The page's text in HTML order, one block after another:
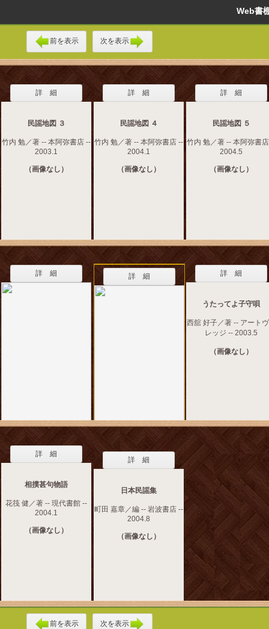
Web
前を表示 次を表示
詳 細
民謡地図 ３
竹内 勉／著 -- 本阿弥書店 --
2003.1
（画像なし）
詳 細
民謡地図 ４
竹内 勉／著 -- 本阿弥書店 --
2004.1
（画像なし）
詳 細
民謡地図 ５
竹内 勉／著 -- 本阿弥書
2004.5
（画像なし）
詳 細 詳 細 詳 細
うたってよ子守唄
西舘 好子／著 -- アート
レッジ -- 2003.5
（画像なし）
詳 細
相撲甚句物語
花筏 健／著 -- 現代書館 --
2004.1
（画像なし）
詳 細
日本民謡集
町田 嘉章／編 -- 岩波書店 --
2004.8
（画像なし）
前を表示 次を表示